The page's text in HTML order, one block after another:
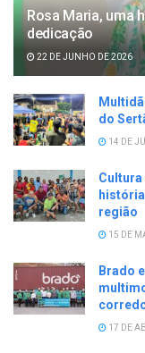
Rosa Maria, uma
dedicação
22 DE JUNHO DE 2026
do
14 DE
Cultura
região
15 DE
Brado
17 DE